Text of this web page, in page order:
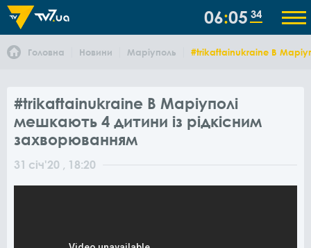
06 05 35
Головна Новини Маріуполь #trikaftainukraine В
#trikaftainukraine В Маріуполі
мешкають 4 дитини із рідкісним
захворюванням
31 січ'20 , 18:20